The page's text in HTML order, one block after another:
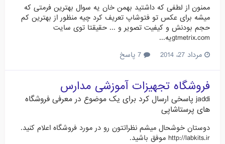
ممنون از لطفی که داشتید بهمن خان یه سوال بهترین فرمتی که
میشه برای عکس تو فتوشاپ تعریف کرد چیه منظور از بهترین کم
حجم بودنش و کیفیت تصویر و ... حقیقتا توی سایت
gtmetrix.comیه...
مرداد 27، 2014
فروشگاه تجهیزات آموزشی مدارس
jaddiپاسخی ارسال کرد برای یک موضوع در معرفی فروشگاه
های پرستاشاپی
دوستان خوشحال میشم نظراتتون رو در مورد فروشگاه اعلام کنید.
http://labkits.ir موفق باشید.